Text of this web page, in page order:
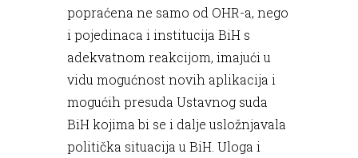
popraćena ne samo od OHR-a, nego
i pojedinaca i institucija BiH s
adekvatnom reakcijom, imajući u
vidu mogućnost novih aplikacija i
mogućih presuda Ustavnog suda
BiH kojima bi se i dalje usložnjavala
politička situacija u BiH. Uloga i